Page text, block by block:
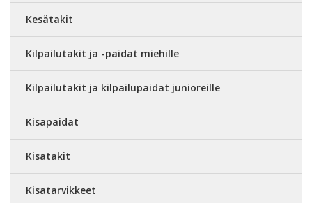
Kesätakit
Kilpailutakit ja -paidat miehille
Kilpailutakit ja kilpailupaidat junioreille
Kisapaidat
Kisatakit
Kisatarvikkeet